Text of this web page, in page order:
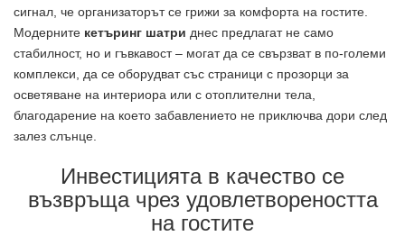
сигнал, че организаторът се грижи за комфорта на гостите.
Модерните кетъринг шатри днес предлагат не само
стабилност, но и гъвкавост – могат да се свързват в по-големи
комплекси, да се оборудват със страници с прозорци за
осветяване на интериора или с отоплителни тела,
благодарение на което забавлението не приключва дори след
залез слънце.
Инвестицията в качество се
възвръща чрез удовлетвореността
на гостите